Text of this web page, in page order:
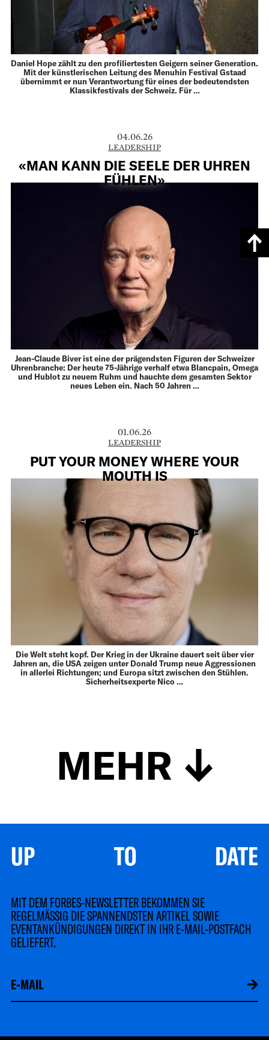
Daniel Hope zählt zu den profiliertesten Geigern seiner Generation.
Mit der künstlerischen Leitung des Menuhin Festival Gstaad
übernimmt er nun Verantwortung für eines der bedeutendsten
Klassikfestivals der Schweiz. Für …
04.06.26
LEADERSHIP
«MAN KANN DIE SEELE DER UHREN
FÜHLEN»
Jean-Claude Biver ist eine der prägendsten Figuren der Schweizer
Uhrenbranche: Der heute 75-Jährige verhalf etwa Blancpain, Omega
und Hublot zu neuem Ruhm und hauchte dem gesamten Sektor
neues Leben ein. Nach 50 Jahren …
01.06.26
LEADERSHIP
PUT YOUR MONEY WHERE YOUR
MOUTH IS
Die Welt steht kopf. Der Krieg in der Ukraine dauert seit über vier
Jahren an, die USA zeigen unter Donald Trump neue Aggressionen
in allerlei Richtungen; und Europa sitzt zwischen den Stühlen.
Sicherheitsexperte Nico …
MEHR
UP TO DATE
MIT DEM FORBES-NEWSLETTER BEKOMMEN SIE
REGELMÄSSIG DIE SPANNENDSTEN ARTIKEL SOWIE
EVENTANKÜNDIGUNGEN DIREKT IN IHR E-MAIL-POSTFACH
GELIEFERT.